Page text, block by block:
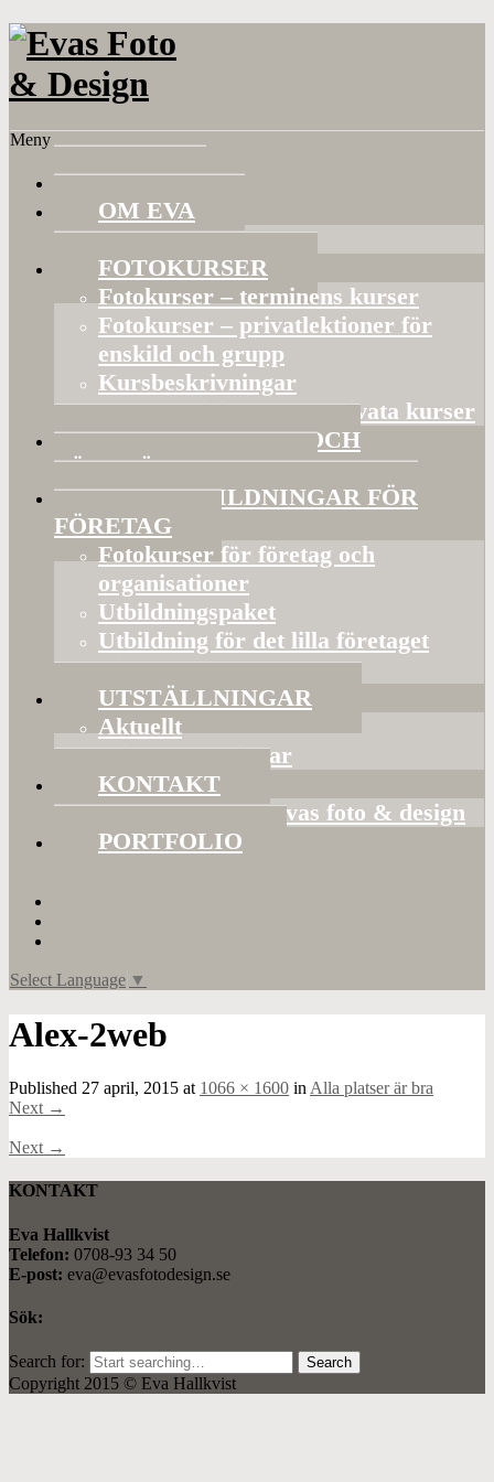
Meny
HEM
OM EVA
Referenser
FOTOKURSER
Fotokurser – terminens kurser
Fotokurser – privatlektioner för
enskild och grupp
Kursbeskrivningar
Gruppaktiviteter och privata kurser
BILDVISNINGAR OCH
FÖRELÄSNINGAR
FOTOUTBILDNINGAR FÖR
FÖRETAG
Fotokurser för företag och
organisationer
Utbildningspaket
Utbildning för det lilla företaget
Bildorganisering
UTSTÄLLNINGAR
Aktuellt
Mina utställningar
KONTAKT
Presentkort hos Evas foto & design
PORTFOLIO
Select Language ▼
Alex-2web
Published 27 april, 2015 at 1066 × 1600 in Alla platser är bra
Next →
Next →
KONTAKT
Eva Hallkvist
Telefon: 0708-93 34 50
E-post: eva@evasfotodesign.se
Sök:
Search for:
Copyright 2015 © Eva Hallkvist